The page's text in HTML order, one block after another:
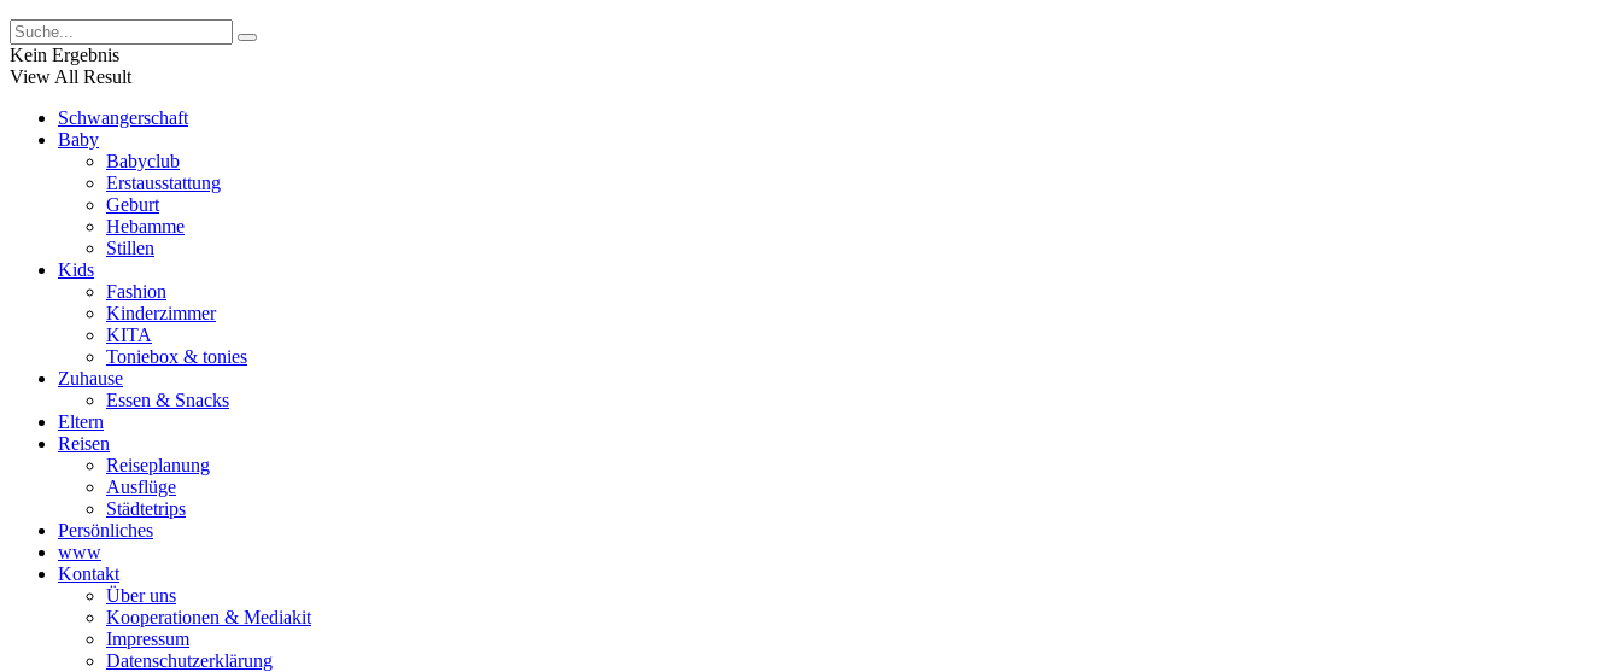
Kein Ergebnis
View All Result
Schwangerschaft
Baby
Babyclub
Erstausstattung
Geburt
Hebamme
Stillen
Kids
Fashion
Kinderzimmer
KITA
Toniebox & tonies
Zuhause
Essen & Snacks
Eltern
Reisen
Reiseplanung
Ausflüge
Städtetrips
Persönliches
www
Kontakt
Über uns
Kooperationen & Mediakit
Impressum
Datenschutzerklärung